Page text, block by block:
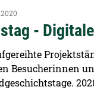
-
Besucherinnen